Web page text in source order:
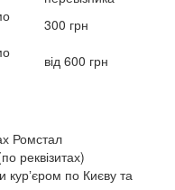
300 грн
від 600 грн
Ромстал
реквізитах)
курʼєром по Києву та